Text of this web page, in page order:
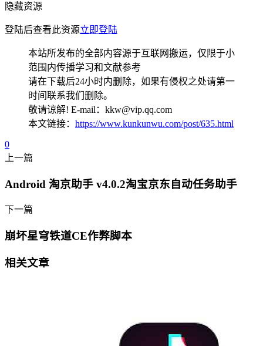
隐藏资源
登陆后查看此资源立即登陆
本站所发布的全部内容源于互联网搬运，仅限于小
范围内传播学习和文献参考
请在下载后24小时内删除，如果有侵权之处请第一
时间联系我们删除。
敬请谅解! E-mail：kkw@vip.qq.com
本文链接： https://www.kunkunwu.com/post/635.html
0
上一篇
Android 淘京助手 v4.0.2淘宝京东自动任务助手
下一篇
崩坏星穹铁道CE作弊脚本
相关文章